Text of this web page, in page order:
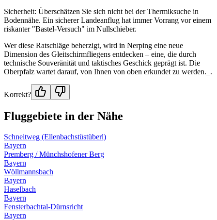
Sicherheit: Überschätzen Sie sich nicht bei der Thermiksuche in
Bodennähe. Ein sicherer Landeanflug hat immer Vorrang vor einem
riskanter "Bastel-Versuch" im Nullschieber.
Wer diese Ratschläge beherzigt, wird in Nerping eine neue
Dimension des Gleitschirmfliegens entdecken – eine, die durch
technische Souveränität und taktisches Geschick geprägt ist. Die
Oberpfalz wartet darauf, von Ihnen von oben erkundet zu werden._.
Korrekt?
Fluggebiete in der Nähe
Schneitweg (Ellenbachstüstüberl)
Bayern
Premberg / Münchshofener Berg
Bayern
Wöllmannsbach
Bayern
Haselbach
Bayern
Fensterbachtal-Dürnsricht
Bayern